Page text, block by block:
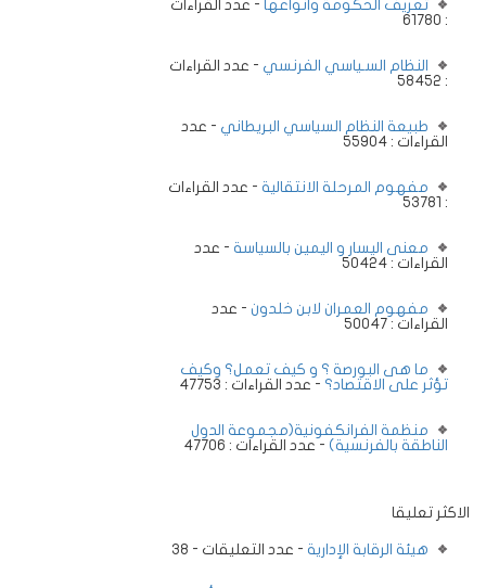
تعريف الحكومة وانواعها - عدد القراءات
: 61780
النظام السـياسي الفرنسي - عدد القراءات
: 58452
طبيعة النظام السياسي البريطاني - عدد
القراءات : 55904
مفهوم المرحلة الانتقالية - عدد القراءات
: 53781
معنى اليسار و اليمين بالسياسة - عدد
القراءات : 50424
مفهوم العمران لابن خلدون - عدد
القراءات : 50047
ما هى البورصة ؟ و كيف تعمل؟ وكيف
تؤثر على الاقتصاد؟ - عدد القراءات : 47753
منظمة الفرانكفونية(مجموعة الدول
الناطقة بالفرنسية) - عدد القراءات : 47706
الاكثر تعليقا
هيئة الرقابة الإدارية - عدد التعليقات - 38